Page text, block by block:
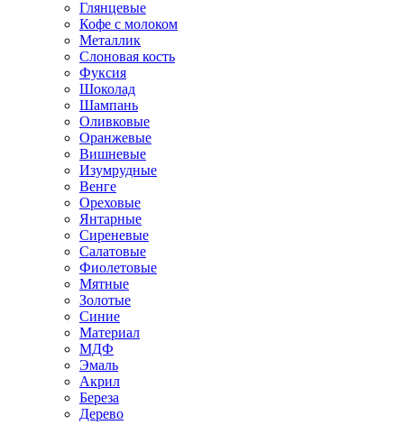
Глянцевые
Кофе с молоком
Металлик
Слоновая кость
Фуксия
Шоколад
Шампань
Оливковые
Оранжевые
Вишневые
Изумрудные
Венге
Ореховые
Янтарные
Сиреневые
Салатовые
Фиолетовые
Мятные
Золотые
Синие
Материал
МДФ
Эмаль
Акрил
Береза
Дерево